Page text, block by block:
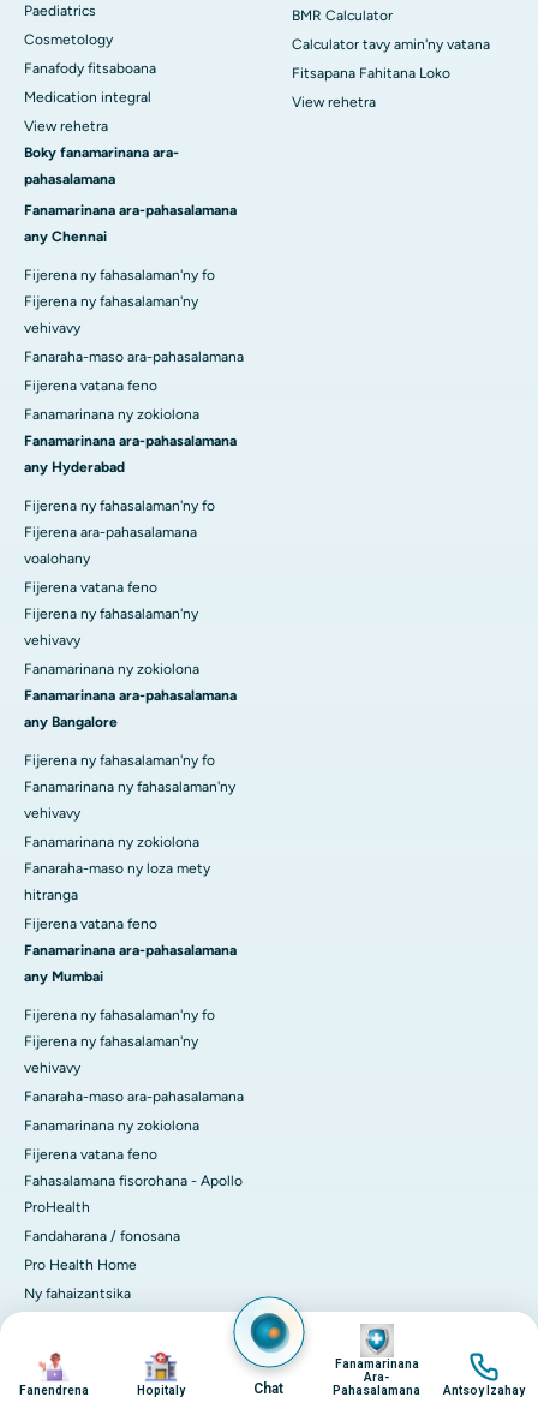
Paediatrics
Cosmetology
Fanafody fitsaboana
Medication integral
View rehetra
Boky fanamarinana ara-
pahasalamana
Fanamarinana ara-pahasalamana
any Chennai
Fijerena ny fahasalaman'ny fo
Fijerena ny fahasalaman'ny
vehivavy
Fanaraha-maso ara-pahasalamana
Fijerena vatana feno
Fanamarinana ny zokiolona
Fanamarinana ara-pahasalamana
any Hyderabad
Fijerena ny fahasalaman'ny fo
Fijerena ara-pahasalamana
voalohany
Fijerena vatana feno
Fijerena ny fahasalaman'ny
vehivavy
Fanamarinana ny zokiolona
Fanamarinana ara-pahasalamana
any Bangalore
Fijerena ny fahasalaman'ny fo
Fanamarinana ny fahasalaman'ny
vehivavy
Fanamarinana ny zokiolona
Fanaraha-maso ny loza mety
hitranga
Fijerena vatana feno
Fanamarinana ara-pahasalamana
any Mumbai
Fijerena ny fahasalaman'ny fo
Fijerena ny fahasalaman'ny
vehivavy
Fanaraha-maso ara-pahasalamana
Fanamarinana ny zokiolona
Fijerena vatana feno
Fahasalamana fisorohana - Apollo
ProHealth
Fandaharana / fonosana
Pro Health Home
Ny fahaizantsika
Sampan-draharahan'ny fiara
mpamonjy voina
BMR Calculator
Calculator tavy amin'ny vatana
Fitsapana Fahitana Loko
View rehetra
Image
Fanendrena
Image
Hopitaly Chat
Image
Fanamarinana
Ara-
Pahasalamana
Image
Antsoy Izahay